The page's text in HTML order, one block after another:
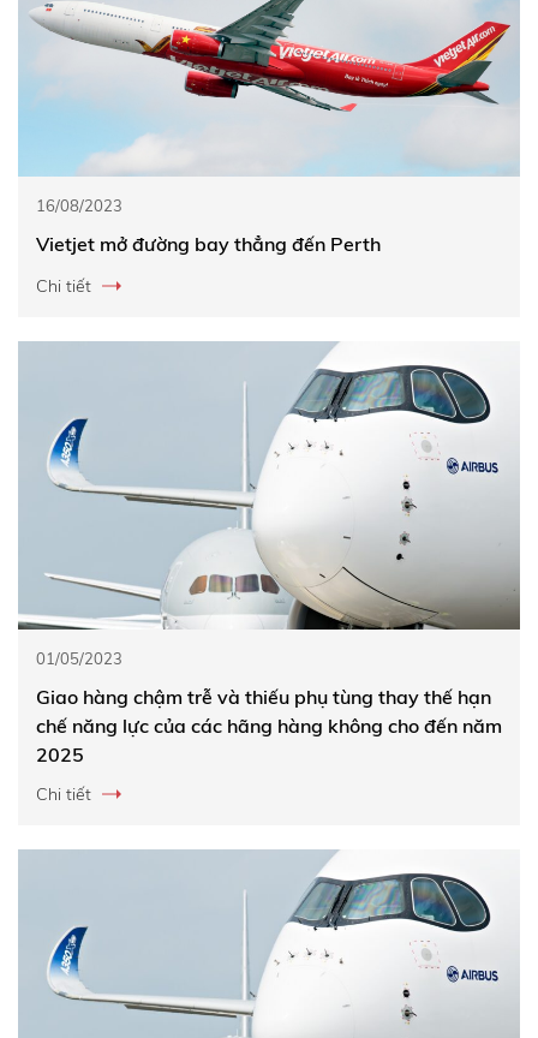
16/08/2023
Vietjet mở đường bay thẳng đến Perth
Chi tiết
01/05/2023
Giao hàng chậm trễ và thiếu phụ tùng thay thế hạn
chế năng lực của các hãng hàng không cho đến năm
2025
Chi tiết